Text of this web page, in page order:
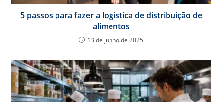
5 passos para fazer a logística de distribuição de
alimentos
13 de junho de 2025